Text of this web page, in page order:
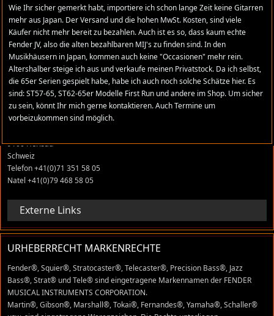
Administratives
ADRESSE
stratomaniac.com
René Grüter
9100 Herisau
Schweiz
Telefon +41(0)71 351 58 05
Natel +41(0)79 468 58 05
Externe Links
URHEBERRECHT MARKENRECHTE
Fender®, Squier®, Stratocaster®, Telecaster®, Precision Bass®, Jazz
Bass®, Strat® und Tele® sind eingetragene Markennamen der FENDER
MUSICAL INSTRUMENTS CORPORATION.
Martin®, Gibson®, Marshall®, Tokai®, Fernandes®, Yamaha®, Schaller®
Wie Ihr sicher gemerkt habt, importiere ich schon lange Zeit keine Gitarren
mehr aus Japan. Der Versand und die hohen MwSt. Kosten, sind viele
Käufer nicht mehr bereit zu bezahlen. Auch ist es so, dass kaum echte
Fender JV, also die alten bezahlbaren MIJ's zu finden sind. In den
Musikhäusern in Japan, kommen auch keine "Occasionen" mehr rein.
Altershalber steige ich aus und verkaufe meinen Privatstock. Da ich selbst,
die 65er Serien gespielt habe, habe ich auch noch solche Schätze hier. Es
sind: ST57-65, ST62-65er Modelle First Run und andere im Shop. Um sicher
zu sein, könnt Ihr mich gerne kontaktieren. Auch Termine um
vorbeizukommen sind möglich.